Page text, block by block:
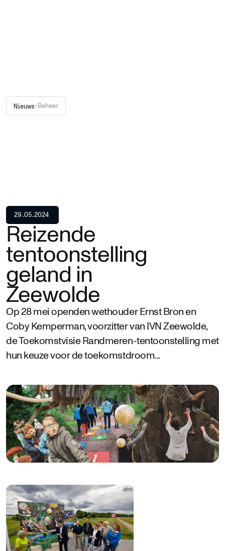
Nieuws• Beheer
29.05.2024
Reizende
tentoonstelling
geland in
Zeewolde
Op 28 mei openden wethouder Ernst Bron en
Coby Kemperman, voorzitter van IVN Zeewolde,
de Toekomstvisie Randmeren-tentoonstelling met
hun keuze voor de toekomstdroom...